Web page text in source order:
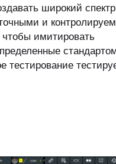
широкий спектр
и
имитировать
тестирование